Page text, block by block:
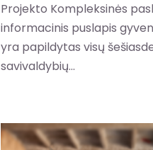
Projekto Kompleksinės
informacinis puslapis
yra papildytas visų
savivaldybių...